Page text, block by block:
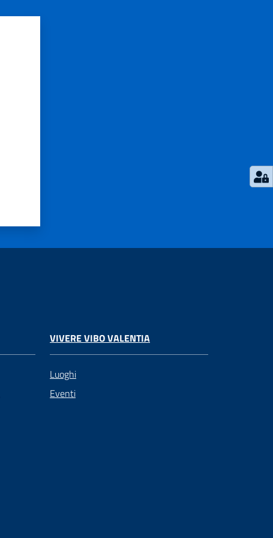
VIVERE VIBO VALENTIA
Luoghi
Eventi